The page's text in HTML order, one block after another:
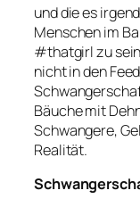
und die es
Menschen im
#thatgirlzu
nicht in den
Bäuche mit
Schwangere,
Realität.